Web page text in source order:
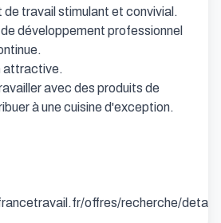
de travail stimulant et convivial.
développement professionnel
attractive.
avec des produits de
à une cuisine d'exception.
offres/recherche/